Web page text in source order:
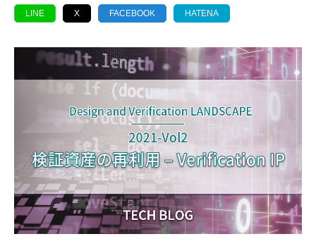
LINE X FACEBOOK HATENA